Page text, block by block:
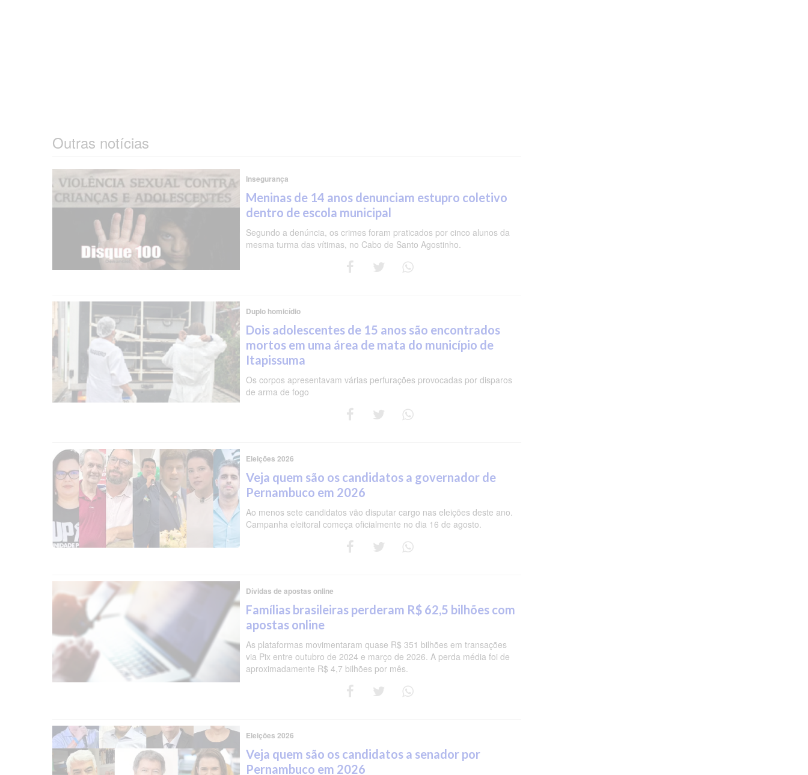
Outras notícias
Insegurança
Meninas de 14 anos denunciam estupro coletivo
dentro de escola municipal
Segundo a denúncia, os crimes foram praticados por cinco alunos da
mesma turma das vítimas, no Cabo de Santo Agostinho.
Duplo homicídio
Dois adolescentes de 15 anos são encontrados
mortos em uma área de mata do município de
Itapissuma
Os corpos apresentavam várias perfurações provocadas por disparos
de arma de fogo
Eleições 2026
Veja quem são os candidatos a governador de
Pernambuco em 2026
Ao menos sete candidatos vão disputar cargo nas eleições deste ano.
Campanha eleitoral começa oficialmente no dia 16 de agosto.
Dívidas de apostas online
Famílias brasileiras perderam R$ 62,5 bilhões com
apostas online
As plataformas movimentaram quase R$ 351 bilhões em transações
via Pix entre outubro de 2024 e março de 2026. A perda média foi de
aproximadamente R$ 4,7 bilhões por mês.
Eleições 2026
Veja quem são os candidatos a senador por
Pernambuco em 2026